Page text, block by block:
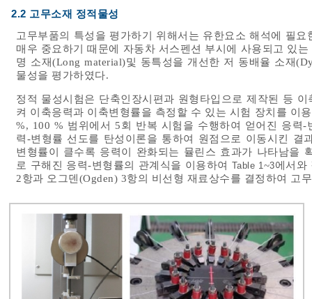
2.2 고무소재 정적물성
고무부품의 특성을 평가하기 위해서는 유한요소 해석에 필
매우 중요하기 때문에 자동차 서스펜션 부시에 사용되고 있
명 소재(Long material)및 동특성을 개선한 저 동배율 소재
물성을 평가하였다.
정적 물성시험은 단축인장시편과 원형타입으로 제작된 등
켜 이축응력과 이축변형률을 측정할 수 있는 시험 장치를 이
%, 100 % 범위에서 5회 반복 시험을 수행하여 얻어진 응력
력-변형률 선도를 탄성이론을 통하여 원점으로 이동시킨 결
변형률이 클수록 응력이 완화되는 뮬린스 효과가 나타남을
로 구해진 응력-변형률의 관계식을 이용하여 Table 1 ~3에서와
2항과 오그덴(Ogden) 3항의 비선형 재료상수를 결정하여 고